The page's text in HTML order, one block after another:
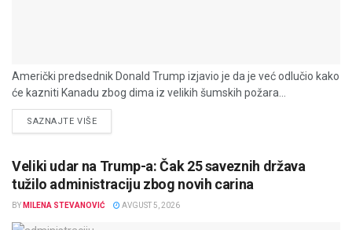
Američki predsednik Donald Trump izjavio je da je već odlučio kako
će kazniti Kanadu zbog dima iz velikih šumskih požara...
SAZNAJTE VIŠEDETAILS
Veliki udar na Trump-a: Čak 25 saveznih država
tužilo administraciju zbog novih carina
BY MILENA STEVANOVIĆ AVGUST 5, 2026